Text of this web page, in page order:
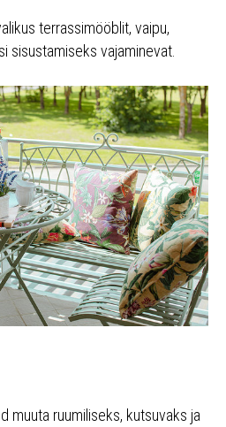
terrassimööblit, vaipu,
sisustamiseks vajaminevat.
muuta ruumiliseks, kutsuvaks ja